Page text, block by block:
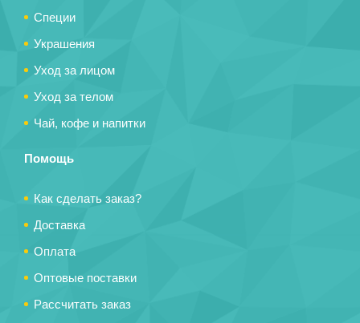
Специи
Украшения
Уход за лицом
Уход за телом
Чай, кофе и напитки
Помощь
Как сделать заказ?
Доставка
Оплата
Оптовые поставки
Рассчитать заказ